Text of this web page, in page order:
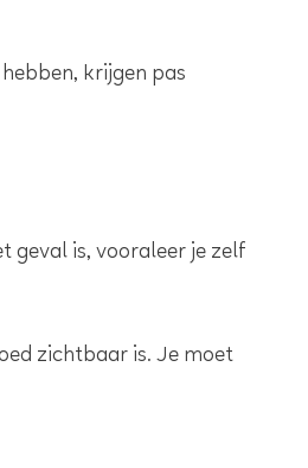
krijgen pas
geval is, vooraleer je zelf
zichtbaar is. Je moet